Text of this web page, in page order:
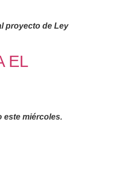
proyecto de Ley
EL
este miércoles.